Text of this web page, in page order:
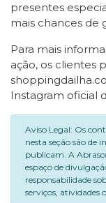
presentes
mais chances de
Para mais
ação, os clientes
Instagram oficial
Aviso Legal: Os
nesta seção são de
publicam. A
espaço de
responsabilidade
serviços, atividades